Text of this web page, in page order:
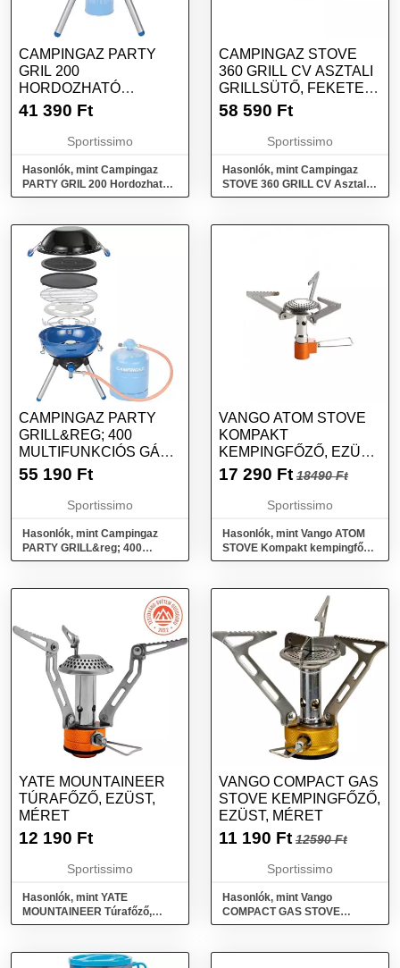
CAMPINGAZ PARTY
GRIL 200
HORDOZHATÓ
GÁZGRILL, KÉK,
41 390 Ft
Sportissimo
Hasonlók, mint Campingaz
PARTY GRIL 200 Hordozható
gázgrill, kék, méret
CAMPINGAZ STOVE
360 GRILL CV ASZTALI
GRILLSÜTŐ, FEKETE,
MÉRET
58 590 Ft
Sportissimo
Hasonlók, mint Campingaz
STOVE 360 GRILL CV Asztali
grillsütő, fekete, méret
CAMPINGAZ PARTY
GRILL&REG; 400
MULTIFUNKCIÓS GÁZ
GRILLSÜTŐ, KÉK,
55 190 Ft
Sportissimo
Hasonlók, mint Campingaz
PARTY GRILL&reg; 400
Multifunkciós gáz grillsütő,
VANGO ATOM STOVE
KOMPAKT
KEMPINGFŐZŐ, EZÜST,
MÉRET
17 290 Ft 18490 Ft
Sportissimo
Hasonlók, mint Vango ATOM
STOVE Kompakt kempingfőző,
ezüst, méret
YATE MOUNTAINEER
TÚRAFŐZŐ, EZÜST,
MÉRET
12 190 Ft
Sportissimo
Hasonlók, mint YATE
MOUNTAINEER Túrafőző,
ezüst, méret
VANGO COMPACT GAS
STOVE KEMPINGFŐZŐ,
EZÜST, MÉRET
11 190 Ft 12590 Ft
Sportissimo
Hasonlók, mint Vango
COMPACT GAS STOVE
Kempingfőző, ezüst, méret